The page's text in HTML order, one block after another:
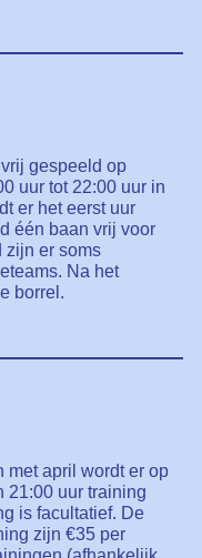
gespeeld op
uur tot 22:00 uur in
er het eerst uur
één baan vrij voor
zijn er soms
Na het
borrel.
met april wordt er op
21:00 uur training
is facultatief. De
zijn €35 per